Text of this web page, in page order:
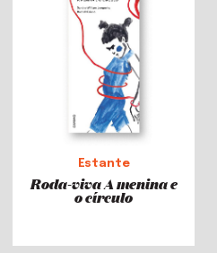
Estante
Roda-viva A menina e
o círculo